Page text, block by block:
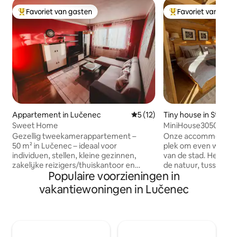
Topfavoriet van gasten
Favoriet van gasten
Appartement in Lučenec Gemiddelde beoordeling
5 (12)
Sweet Home
Gezellig tweekamerappartement –
50 m² in Lučenec – ideaal voor
individuen, stellen, kleine gezinnen,
zakelijke reizigers/thuiskantoor en
toeristen. Geniet van een comfortabel
verblijf in een rustige omgeving met
een complete keuken en een
Topfavoriet van
Favoriet van
Tiny house in
MiniHouse3050
Onze
plek om even
van de stad. Het
de natuur, tussen
graslanden, en
ontspanning. Je
prachtige zonsopgang ervaren, en 's
Populaire voorzieningen in
vakantiewoningen in Lučenec